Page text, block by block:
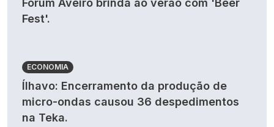
Fórum Aveiro brinda ao verão com 'Beer
Fest'.
ECONOMIA
Ílhavo: Encerramento da produção de
micro-ondas causou 36 despedimentos
na Teka.